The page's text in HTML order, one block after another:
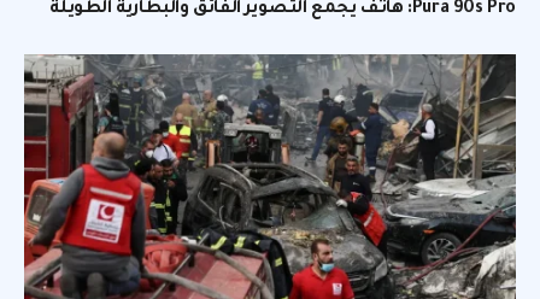
Pura 90s Pro: هاتف يجمع التصوير الفائق والبطارية الطويلة